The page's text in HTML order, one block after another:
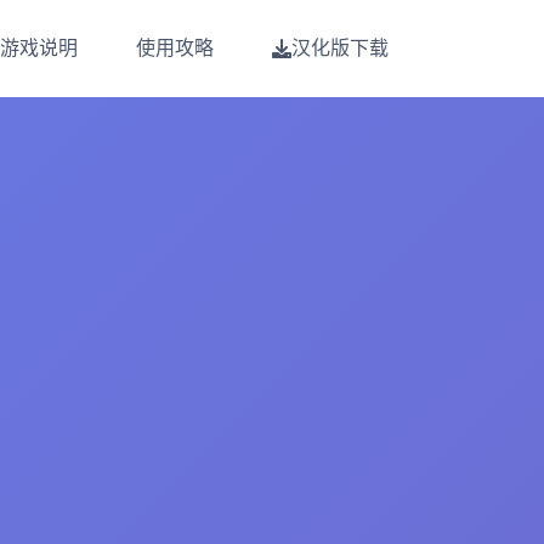
游戏说明 使用攻略 汉化版下载